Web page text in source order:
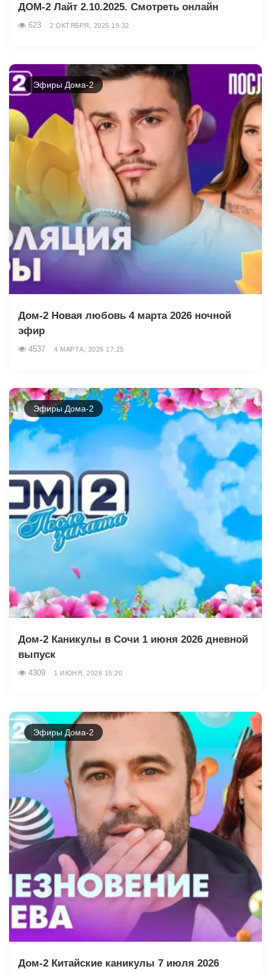
ДОМ-2 Лайт 2.10.2025. Смотреть онлайн
623 2 ОКТЯБРЯ, 2025 15:32
Эфиры Дома-2
Дом-2 Новая любовь 4 марта 2026 ночной
эфир
4537 4 МАРТА, 2026 17:25
Эфиры Дома-2
Дом-2 Каникулы в Сочи 1 июня 2026 дневной
выпуск
4309 1 ИЮНЯ, 2026 15:20
Эфиры Дома-2
Дом-2 Китайские каникулы 7 июля 2026